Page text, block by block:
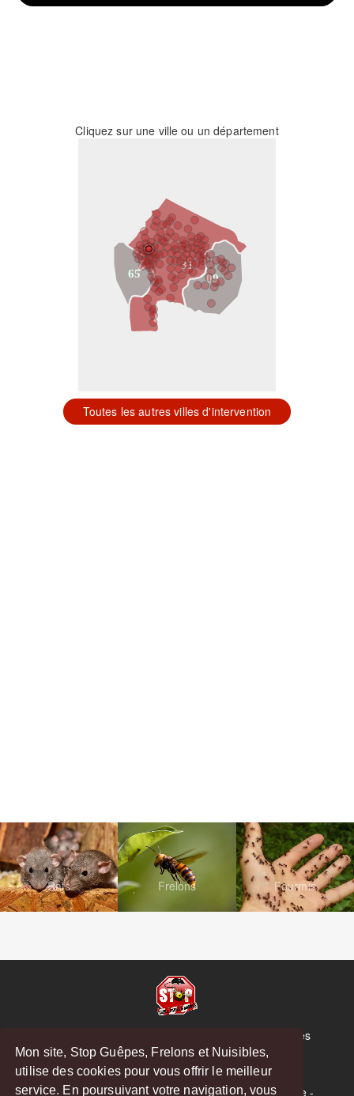
Mon site, Stop Guêpes, Frelons et Nuisibles,
utilise des cookies pour vous offrir le meilleur
service. En poursuivant votre navigation, vous
Cliquez sur une ville ou un département
31
09
65
Toutes les autres villes d'intervention
Rats Frelons Fourmis
© Copyright 2026 Stop Guêpes, Frelons et Nuisibles
Mentions légales
Créé parMattWeb
Saint-Gaudens-Saint-Girons-Boulogne-sur-Gesse-